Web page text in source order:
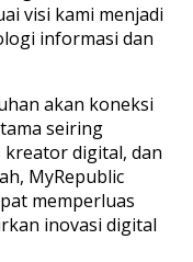
visi kami menjadi
informasi dan
akan koneksi
seiring
digital, dan
MyRepublic
memperluas
inovasi digital